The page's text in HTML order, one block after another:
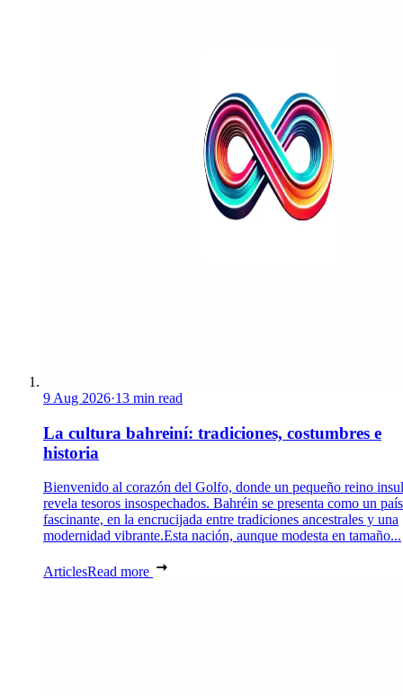
9 Aug 2026·13 min read
La cultura bahreiní: tradiciones, costumbres e
historia
Bienvenido al corazón del Golfo, donde un pequeño reino
revela tesoros insospechados. Bahréin se presenta como un país
fascinante, en la encrucijada entre tradiciones ancestrales y una
modernidad vibrante.Esta nación, aunque modesta en tamaño...
ArticlesRead more